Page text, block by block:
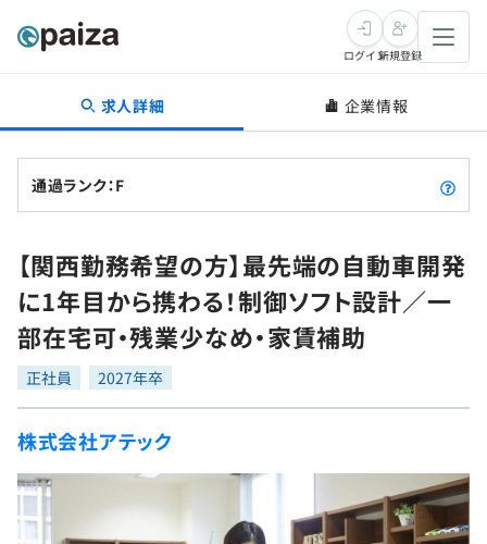
転職・キャリア
転職成功ガイド
転職エージェント
インタビュー
転職成功ガイド
新卒就活
求人検索
本選考
インターン
新卒エージェント
イベント・セミナー
学習
問題集
4択課題
ナレッジ
リファレンス
プログラミング言語
評価結果一覧
再チャレンジ結果一覧
ゲーム・マンガ
Tech Team Journal
paiza times
paizaとは？
ログイン新規登録
求人詳細 企業情報
通過ランク：F
【関西勤務希望の方】最先端の自動車開発
に1年目から携わる！制御ソフト設計／一
部在宅可・残業少なめ・家賃補助
正社員 2027年卒
株式会社アテック